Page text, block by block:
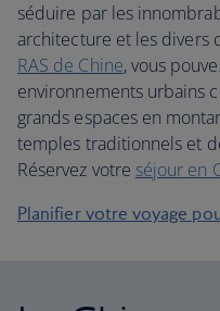
séduire par les
architecture et les divers
RAS de Chine, vous
environnements urbains
grands espaces en
temples traditionnels et
Réservez votre séjour en
Planifier votre voyage